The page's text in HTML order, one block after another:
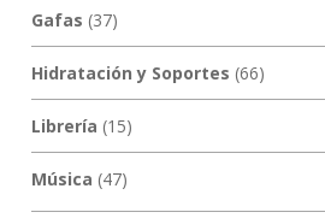
Gafas (37)
Hidratación y Soportes (66)
Librería (15)
Música (47)